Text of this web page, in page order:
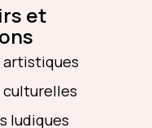
et
ludiques